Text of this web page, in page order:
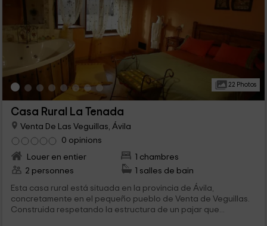
22 Photos
Casa Rural La Tenada
Venta De Las Veguillas, Ávila
0 opinions
Louer en entier
1 chambres
2 personnes
1 salles de bain
Esta casa rural está situada en la provincia de Ávila,
concretamente en el pequeño pueblo de Venta de Veguillas.
Construida respetando la estructura de un pajar que...